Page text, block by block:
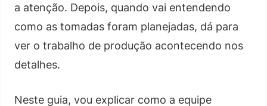
a atenção. Depois, quando vai entendendo
como as tomadas foram planejadas, dá para
ver o trabalho de produção acontecendo nos
detalhes.
Neste guia, vou explicar como a equipe